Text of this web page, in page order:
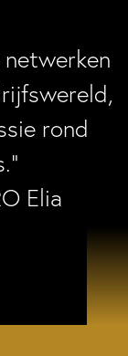
rond
Elia